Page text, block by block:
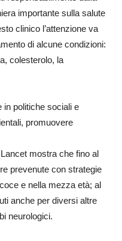
importante sulla salute
clinico l’attenzione va
di alcune condizioni:
colesterolo, la
in politiche sociali e
promuovere
mostra che fino al
prevenute con strategie
e nella mezza età; al
anche per diversi altre
neurologici.